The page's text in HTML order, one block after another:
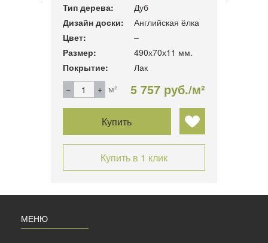
Тип дерева:
Дуб
Дизайн доски:
Английская ёлка
Цвет:
–
Размер:
490х70х11 мм.
Покрытие:
Лак
м²
5 757 руб./м²
Купить
Купить в 1 клик
МЕНЮ